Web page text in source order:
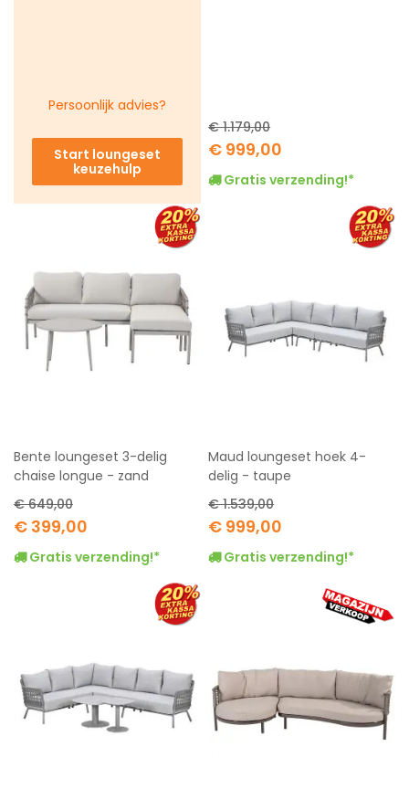
Persoonlijk advies?
Start loungeset
keuzehulp
Special
Price
€ 999,00
€ 1.179,00
Gratis verzending!*
Bente loungeset 3-delig
chaise longue - zand
Special
Price
€ 399,00
€ 649,00
Gratis verzending!*
Maud loungeset hoek 4-
delig - taupe
Special
Price
€ 999,00
€ 1.539,00
Gratis verzending!*